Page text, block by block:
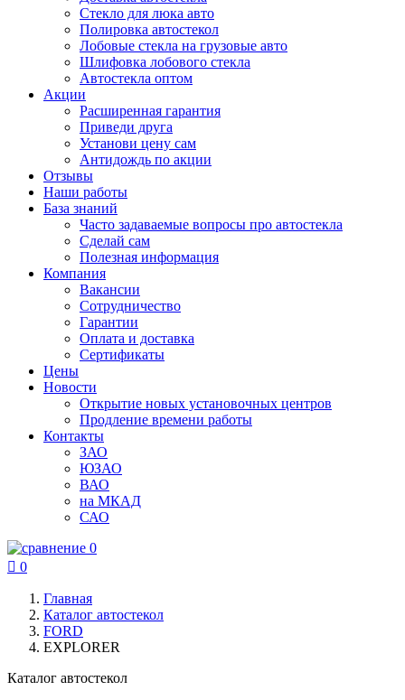
Стекло для люка авто
Полировка автостекол
Лобовые стекла на грузовые авто
Шлифовка лобового стекла
Автостекла оптом
Акции
Расширенная гарантия
Приведи друга
Установи цену сам
Антидождь по акции
Отзывы
Наши работы
База знаний
Часто задаваемые вопросы про автостекла
Сделай сам
Полезная информация
Компания
Вакансии
Сотрудничество
Гарантии
Оплата и доставка
Сертификаты
Цены
Новости
Открытие новых установочных центров
Продление времени работы
Контакты
ЗАО
ЮЗАО
ВАО
на МКАД
САО
0
 0
Главная
Каталог автостекол
FORD
EXPLORER
Каталог автостекол